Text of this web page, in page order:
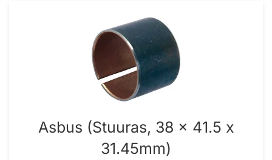
Asbus (Stuuras, 38 x 41.5 x
31.45mm)